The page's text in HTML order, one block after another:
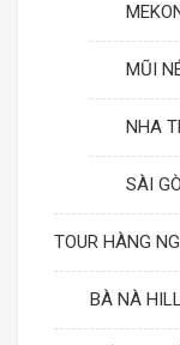
MŨI
NHA
SÀI
TOUR HÀNG
BÀ NÀ